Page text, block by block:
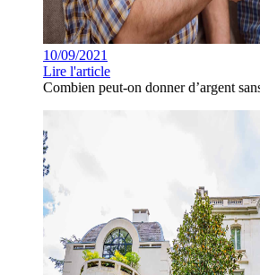
10/09/2021
Lire l'article
Combien peut-on donner d’argent